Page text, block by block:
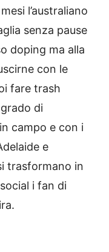
l’australiano
senza pause
doping ma alla
con le
fare trash
di
campo e con i
e
trasformano in
i fan di